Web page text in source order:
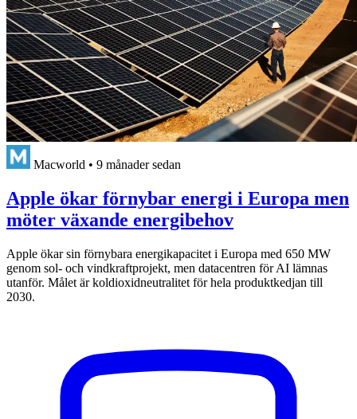
Macworld • 9 månader sedan
Apple ökar förnybar energi i Europa men
möter växande energibehov
Apple ökar sin förnybara energikapacitet i Europa med 650 MW
genom sol- och vindkraftprojekt, men datacentren för AI lämnas
utanför. Målet är koldioxidneutralitet för hela produktkedjan till
2030.